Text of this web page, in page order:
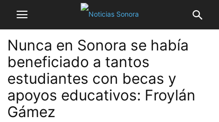
Nunca en Sonora se había
beneficiado a tantos
estudiantes con becas y
apoyos educativos: Froylán
Gámez